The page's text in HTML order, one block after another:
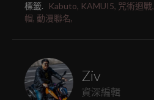
標籤.
Kabuto, KAMUI5, 咒術迴戰,
帽, 動漫聯名,
Ziv
資深編輯